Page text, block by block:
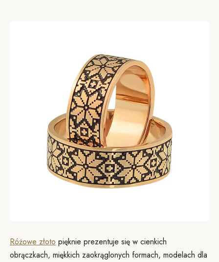
Różowe złoto pięknie prezentuje się w cienkich
obrączkach, miękkich zaokrąglonych formach, modelach dla